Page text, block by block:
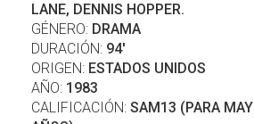
LANE, DENNIS HOPPER.
GÉNERO: DRAMA
DURACIÓN: 94'
ORIGEN: ESTADOS UNIDOS
AÑO: 1983
CALIFICACIÓN: SAM13 (PARA